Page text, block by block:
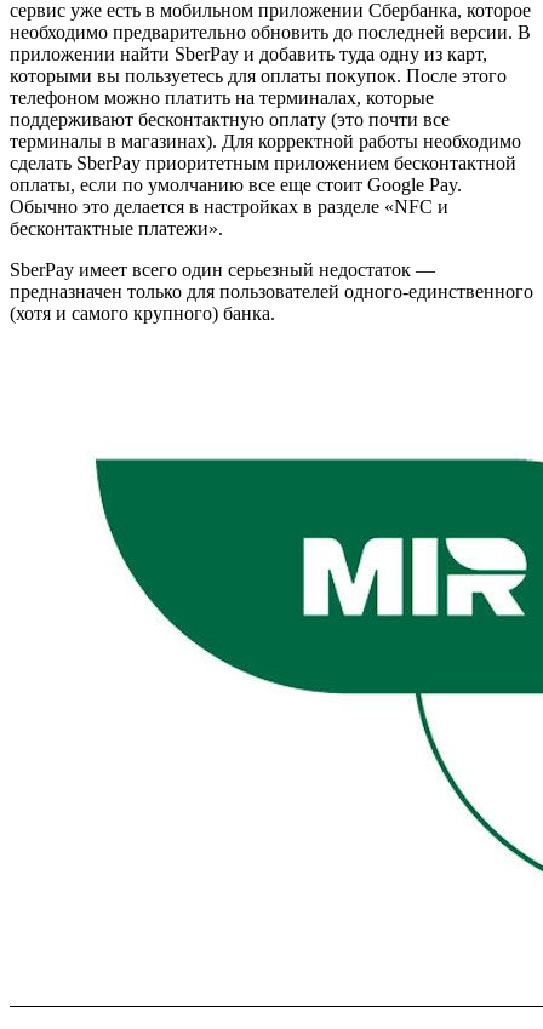
сервис уже есть в мобильном приложении Сбербанка, которое
необходимо предварительно обновить до последней версии. В
приложении найти SberPay и добавить туда одну из карт,
которыми вы пользуетесь для оплаты покупок. После этого
телефоном можно платить на терминалах, которые
поддерживают бесконтактную оплату (это почти все
терминалы в магазинах). Для корректной работы необходимо
сделать SberPay приоритетным приложением бесконтактной
оплаты, если по умолчанию все еще стоит Google Pay.
Обычно это делается в настройках в разделе «NFC и
бесконтактные платежи».
SberPay имеет всего один серьезный недостаток —
предназначен только для пользователей одного-единственного
(хотя и самого крупного) банка.